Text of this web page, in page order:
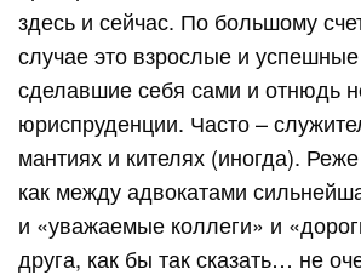
здесь и сейчас. По большому
случае это взрослые и
сделавшие себя сами и отнюдь
юриспруденции. Часто –
мантиях и кителях (иногда).
как между адвокатами
и «уважаемые коллеги» и
друга, как бы так сказать… не